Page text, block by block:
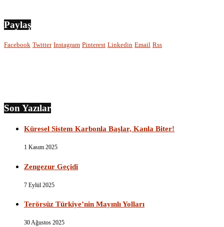
Paylaş
Facebook Twitter Instagram Pinterest Linkedin Email Rss
Son Yazılar
Küresel Sistem Karbonla Başlar, Kanla Biter!
1 Kasım 2025
Zengezur Geçidi
7 Eylül 2025
Terörsüz Türkiye’nin Mayınlı Yolları
30 Ağustos 2025